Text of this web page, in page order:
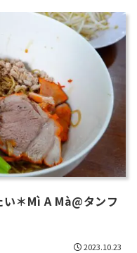
＊Mì A Mà@タンフ
2023.10.23